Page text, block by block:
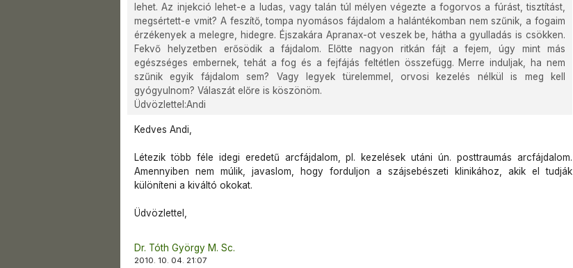
lehet. Az injekció lehet-e a ludas, vagy talán túl mélyen végezte a fogorvos a fúrást, tisztítást,
megsértett-e vmit? A feszítő, tompa nyomásos fájdalom a halántékomban nem szűnik, a fogaim
érzékenyek a melegre, hidegre. Éjszakára Apranax-ot veszek be, hátha a gyulladás is csökken.
Fekvő helyzetben erősödik a fájdalom. Előtte nagyon ritkán fájt a fejem, úgy mint más
egészséges embernek, tehát a fog és a fejfájás feltétlen összefügg. Merre induljak, ha nem
szűnik egyik fájdalom sem? Vagy legyek türelemmel, orvosi kezelés nélkül is meg kell
gyógyulnom? Válaszát előre is köszönöm.
Üdvözlettel:Andi
Kedves Andi,
Létezik több féle idegi eredetű arcfájdalom, pl. kezelések utáni ún. posttraumás arcfájdalom.
Amennyiben nem múlik, javaslom, hogy forduljon a szájsebészeti klinikához, akik el tudják
különíteni a kiváltó okokat.
Üdvözlettel,
Dr. Tóth György M. Sc.
2010. 10. 04. 21:07